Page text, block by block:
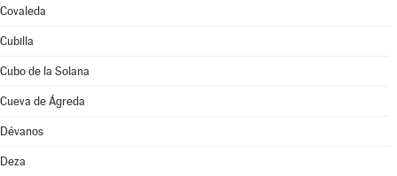
Covaleda
Cubilla
Cubo de la Solana
Cueva de Ágreda
Dévanos
Deza